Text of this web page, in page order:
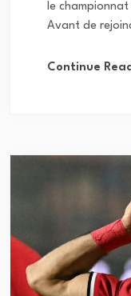
le
Avant de
Continue